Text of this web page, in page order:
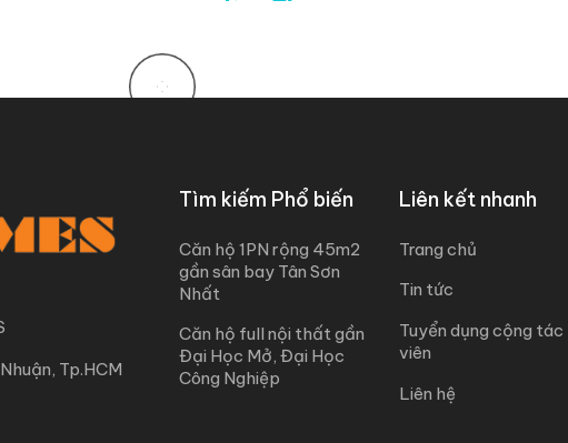
PHÒNG SẴN MÁY LẠNH có Gác – 10P ĐI ĐH
VĂN HIẾN ngay Kênh Nước Đen
132 Đường số 8 - BHHA - Bình Tân
3,400,000 triệu đ
/ Mỗi tháng